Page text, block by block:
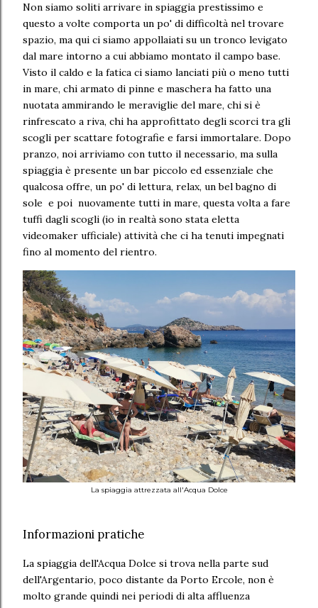
Non siamo soliti arrivare in spiaggia prestissimo e
questo a volte comporta un po' di difficoltà nel trovare
spazio, ma qui ci siamo appollaiati su un tronco levigato
dal mare intorno a cui abbiamo montato il campo base.
Visto il caldo e la fatica ci siamo lanciati più o meno tutti
in mare, chi armato di pinne e maschera ha fatto una
nuotata ammirando le meraviglie del mare, chi si è
rinfrescato a riva, chi ha approfittato degli scorci tra gli
scogli per scattare fotografie e farsi immortalare. Dopo
pranzo, noi arriviamo con tutto il necessario, ma sulla
spiaggia è presente un bar piccolo ed essenziale che
qualcosa offre, un po' di lettura, relax, un bel bagno di
sole e poi nuovamente tutti in mare, questa volta a fare
tuffi dagli scogli (io in realtà sono stata eletta
videomaker ufficiale) attività che ci ha tenuti impegnati
fino al momento del rientro.
La spiaggia attrezzata all'Acqua Dolce
Informazioni pratiche
La spiaggia dell'Acqua Dolce si trova nella parte sud
dell'Argentario, poco distante da Porto Ercole, non è
molto grande quindi nei periodi di alta affluenza